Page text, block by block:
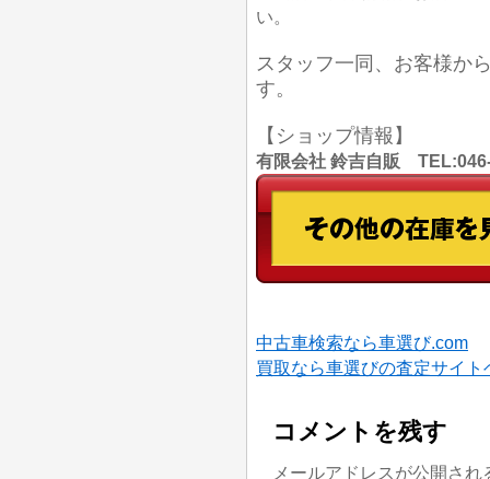
い。
スタッフ一同、お客様か
す。
【ショップ情報】
有限会社 鈴吉自販
中古車検索なら車選び.com
買取なら車選びの査定サイト
コメントを残す
メールアドレスが公開さ